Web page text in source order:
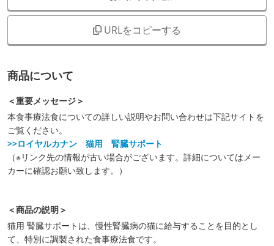
URLをコピーする
商品について
＜重要メッセージ＞
本食事療法食についての詳しい説明やお問い合わせは下記サイトを
ご覧ください。
>>ロイヤルカナン 猫用 腎臓サポート
（※リンク先の情報が古い場合がございます。詳細についてはメー
カーに確認お願い致します。）
＜商品の説明＞
猫用 腎臓サポートは、慢性腎臓病の猫に給与することを目的とし
て、特別に調製された食事療法食です。